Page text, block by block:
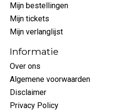
Mijn bestellingen
Mijn tickets
Mijn verlanglijst
Informatie
Over ons
Algemene voorwaarden
Disclaimer
Privacy Policy